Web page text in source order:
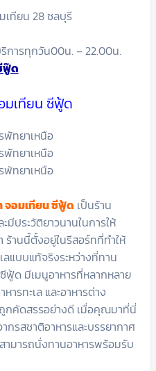
เทียน 28 ชลบุรี
การทุกวัน00น. – 22.00น.
ฟู๊ด
มเทียน ซีฟู้ด
จอมเทียน ซีฟู้ด เป็นร้าน
มีประวัติยาวนานในการให้
ร้านนี้ตั้งอยู่ในรีสอร์ทที่ทำให้
แบบแท้จริงระหว่างที่ทาน
ฟู้ด มีเมนูอาหารที่หลากหลาย
ารทะเล และอาหารต่าง
กคัดสรรอย่างดี เมื่อคุณมาที่นี่
กรสชาติอาหารและบรรยากาศ
ามารถนั่งทานอาหารพร้อมรับ